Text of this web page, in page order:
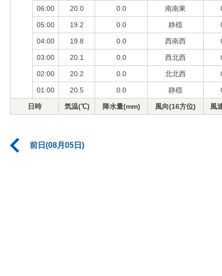
06:00 20.0 0.0 南南東
05:00 19.2 0.0 静穏
04:00 19.8 0.0 西南西
03:00 20.1 0.0 西北西
02:00 20.2 0.0 北北西
01:00 20.5 0.0 静穏
日時 気温(℃) 降水量(mm) 風向(16方位) 風
前日(08月05日)